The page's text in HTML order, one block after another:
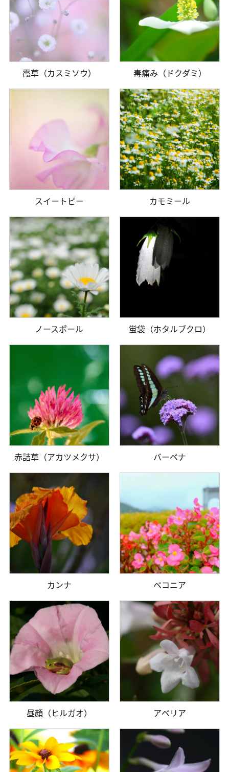
霞草（カスミソウ） 毒痛み（ドクダミ）
スイートピー カモミール
ノースポール 蛍袋（ホタルブクロ）
赤詰草（アカツメクサ） バーベナ
カンナ ベコニア
昼顔（ヒルガオ） アベリア